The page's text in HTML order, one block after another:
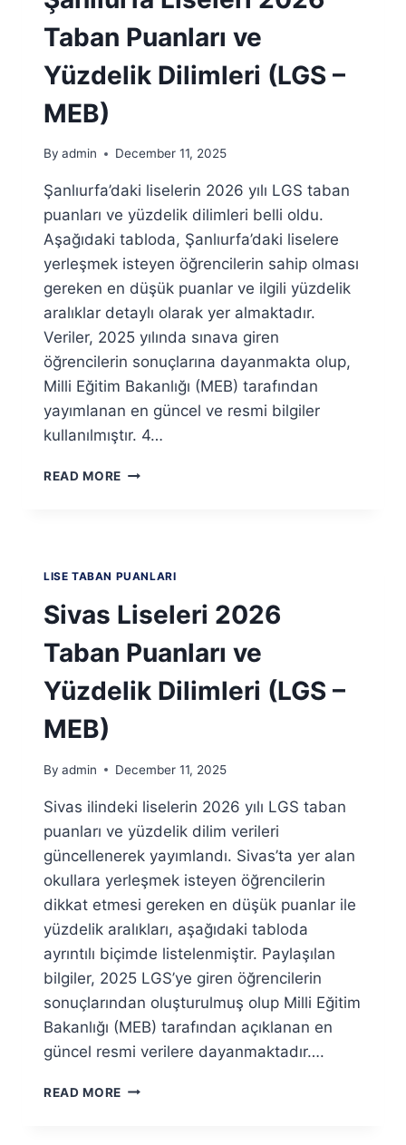
(LGS
–
MEB)
Taban Puanları ve
Yüzdelik Dilimleri (LGS –
MEB)
By admin December 11, 2025
Şanlıurfa’daki liselerin 2026 yılı LGS taban
puanları ve yüzdelik dilimleri belli oldu.
Aşağıdaki tabloda, Şanlıurfa’daki liselere
yerleşmek isteyen öğrencilerin sahip olması
gereken en düşük puanlar ve ilgili yüzdelik
aralıklar detaylı olarak yer almaktadır.
Veriler, 2025 yılında sınava giren
öğrencilerin sonuçlarına dayanmakta olup,
Milli Eğitim Bakanlığı (MEB) tarafından
yayımlanan en güncel ve resmi bilgiler
kullanılmıştır. 4…
READ MORE ŞANLIURFA
DILIMLERI
(LGS
–
MEB)
LISE TABAN PUANLARI
Sivas Liseleri 2026
Taban Puanları ve
Yüzdelik Dilimleri (LGS –
MEB)
By admin December 11, 2025
Sivas ilindeki liselerin 2026 yılı LGS taban
puanları ve yüzdelik dilim verileri
güncellenerek yayımlandı. Sivas’ta yer alan
okullara yerleşmek isteyen öğrencilerin
dikkat etmesi gereken en düşük puanlar ile
yüzdelik aralıkları, aşağıdaki tabloda
ayrıntılı biçimde listelenmiştir. Paylaşılan
bilgiler, 2025 LGS’ye giren öğrencilerin
sonuçlarından oluşturulmuş olup Milli Eğitim
Bakanlığı (MEB) tarafından açıklanan en
güncel resmi verilere dayanmaktadır….
READ MORE SIVAS